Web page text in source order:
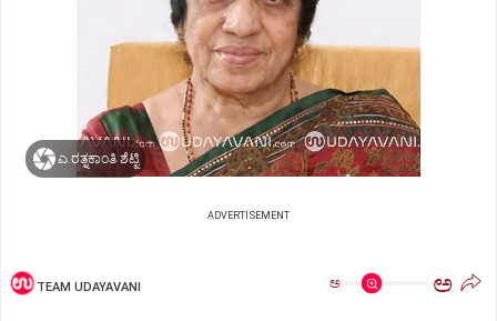
ಎ.ರತ್ನಕಾಂತಿ ಶೆಟ್ಟಿ
ADVERTISEMENT
TEAM UDAYAVANI ಅ ಅ